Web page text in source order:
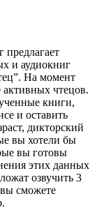
предлагает
и аудиокниг
На момент
активных чтецов.
книги,
и оставить
дикторский
вы хотели бы
вы готовы
этих данных
озвучить 3
вы сможете